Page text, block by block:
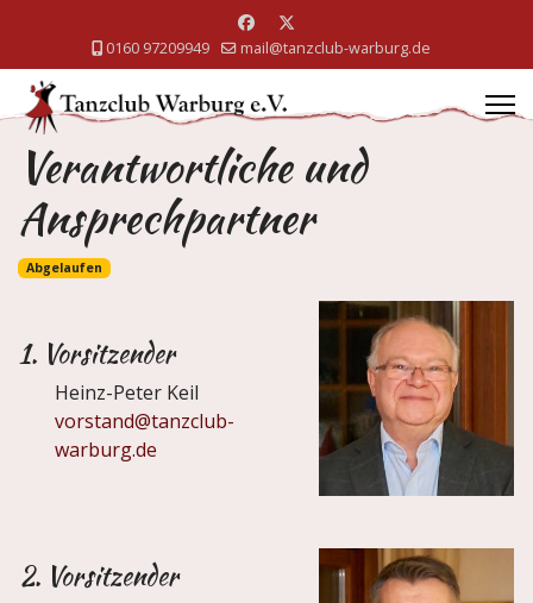
0160 97209949 mail@tanzclub-warburg.de
Verantwortliche und
Ansprechpartner
Abgelaufen
1. Vorsitzender
Heinz-Peter Keil
vorstand@tanzclub-
warburg.de
2. Vorsitzender